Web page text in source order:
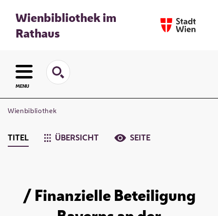
Wienbibliothek im
Rathaus
MENU
Wienbibliothek
TITEL ÜBERSICHT SEITE
/ Finanzielle Beteiligung